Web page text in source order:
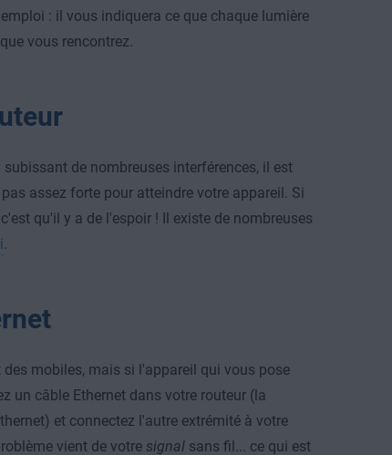
: il vous indiquera ce que chaque lumière
vous rencontrez.
de nombreuses interférences, il est
assez forte pour atteindre votre appareil. Si
qu'il y a de l'espoir ! Il existe de nombreuses
.
mobiles, mais si l'appareil qui vous pose
un câble Ethernet dans votre routeur (la
et connectez l'autre extrémité à votre
vient de votre signalsans fil... ce qui est